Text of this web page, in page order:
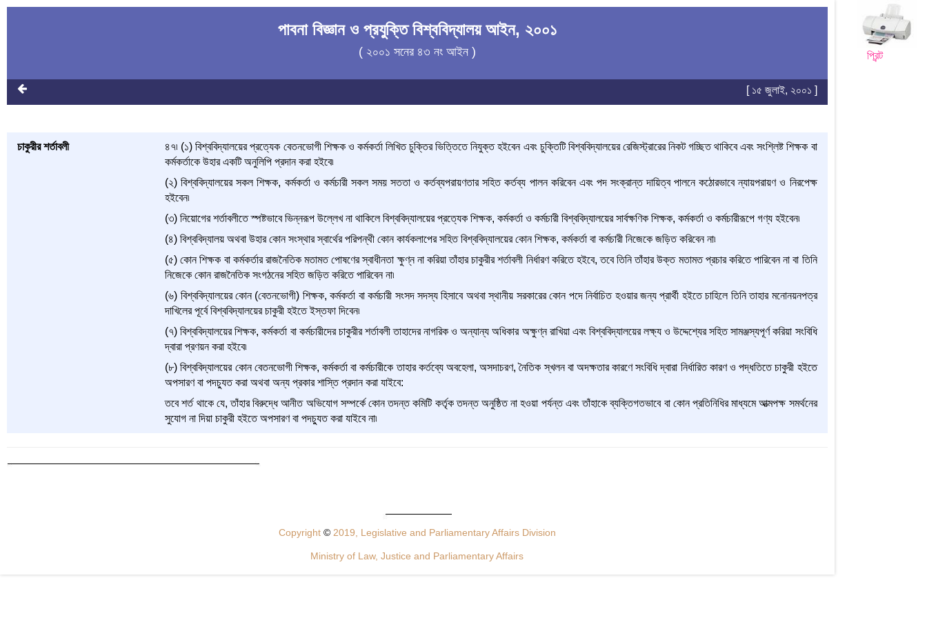
প্রিন্ট
পাবনা বিজ্ঞান ও প্রযুক্তি বিশ্ববিদ্যালয় আইন, ২০০১
( ২০০১ সনের ৪৩ নং আইন )
[ ১৫ জুলাই, ২০০১ ]
চাকুরীর শর্তাবলী
৪৭৷ (১) বিশ্ববিদ্যালয়ের প্রত্যেক বেতনভোগী শিক্ষক ও কর্মকর্তা লিখিত চুক্তির ভিত্তিতে নিযুক্ত হইবেন এবং চুক্তিটি বিশ্ববিদ্যালয়ের রেজিস্ট্রারের নিকট গচ্ছিত থাকিবে এবং সংশ্লিষ্ট শিক্ষক বা
কর্মকর্তাকে উহার একটি অনুলিপি প্রদান করা হইবে৷
(২) বিশ্ববিদ্যালয়ের সকল শিক্ষক, কর্মকর্তা ও কর্মচারী সকল সময় সততা ও কর্তব্যপরায়ণতার সহিত কর্তব্য পালন করিবেন এবং পদ সংক্রান্ত দায়িত্ব পালনে কঠোরভাবে ন্যায়পরায়ণ ও নিরপেক্ষ
হইবেন৷
(৩) নিয়োগের শর্তাবলীতে স্পষ্টভাবে ভিন্নরূপ উল্লেখ না থাকিলে বিশ্ববিদ্যালয়ের প্রত্যেক শিক্ষক, কর্মকর্তা ও কর্মচারী বিশ্ববিদ্যালয়ের সার্বক্ষণিক শিক্ষক, কর্মকর্তা ও কর্মচারীরূপে গণ্য হইবেন৷
(৪) বিশ্ববিদ্যালয় অথবা উহার কোন সংস্থার স্বার্থের পরিপন্থী কোন কার্যকলাপের সহিত বিশ্ববিদ্যালয়ের কোন শিক্ষক, কর্মকর্তা বা কর্মচারী নিজেকে জড়িত করিবেন না৷
(৫) কোন শিক্ষক বা কর্মকর্তার রাজনৈতিক মতামত পোষণের স্বাধীনতা ক্ষুণ্ন না করিয়া তাঁহার চাকুরীর শর্তাবলী নির্ধারণ করিতে হইবে, তবে তিনি তাঁহার উক্ত মতামত প্রচার করিতে পারিবেন না বা তিনি
নিজেকে কোন রাজনৈতিক সংগঠনের সহিত জড়িত করিতে পারিবেন না৷
(৬) বিশ্ববিদ্যালয়ের কোন (বেতনভোগী) শিক্ষক, কর্মকর্তা বা কর্মচারী সংসদ সদস্য হিসাবে অথবা স্থানীয় সরকারের কোন পদে নির্বাচিত হওয়ার জন্য প্রার্থী হইতে চাহিলে তিনি তাহার মনোনয়নপত্র
দাখিলের পূর্বে বিশ্ববিদ্যালয়ের চাকুরী হইতে ইস্তফা দিবেন৷
(৭) বিশ্ববিদ্যালয়ের শিক্ষক, কর্মকর্তা বা কর্মচারীদের চাকুরীর শর্তাবলী তাহাদের নাগরিক ও অন্যান্য অধিকার অক্ষুণ্ন রাখিয়া এবং বিশ্ববিদ্যালয়ের লক্ষ্য ও উদ্দেশ্যের সহিত সামঞ্জস্যপূর্ণ করিয়া সংবিধি
দ্বারা প্রণয়ন করা হইবে৷
(৮) বিশ্ববিদ্যালয়ের কোন বেতনভোগী শিক্ষক, কর্মকর্তা বা কর্মচারীকে তাহার কর্তব্যে অবহেলা, অসদাচরণ, নৈতিক স্খলন বা অদক্ষতার কারণে সংবিধি দ্বারা নির্ধারিত কারণ ও পদ্ধতিতে চাকুরী হইতে
অপসারণ বা পদচ্যুত করা অথবা অন্য প্রকার শাস্তি প্রদান করা যাইবে:
তবে শর্ত থাকে যে, তাঁহার বিরুদ্ধে আনীত অভিযোগ সম্পর্কে কোন তদন্ত কমিটি কর্তৃক তদন্ত অনুষ্ঠিত না হওয়া পর্যন্ত এবং তাঁহাকে ব্যক্তিগতভাবে বা কোন প্রতিনিধির মাধ্যমে আত্মপক্ষ সমর্থনের
সুযোগ না দিয়া চাকুরী হইতে অপসারণ বা পদচ্যুত করা যাইবে না৷
Copyright ©2019, Legislative and Parliamentary Affairs Division
Ministry of Law, Justice and Parliamentary Affairs